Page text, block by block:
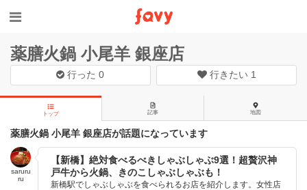
薬膳火鍋 小尾羊 銀座店
行った0 行きたい 1
トップ 記事 地図
薬膳火鍋 小尾羊 銀座店が話題になっています
saruru
ru
【新橋】絶対食べるべきしゃぶしゃぶ9選！超贅沢神
戸牛から火鍋、きのこしゃぶしゃぶも！
新橋駅でしゃぶしゃぶを食べられるお店を紹介します。女性店